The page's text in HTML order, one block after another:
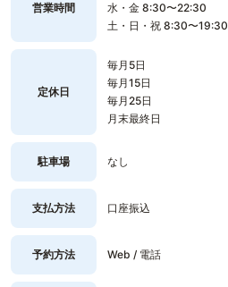
営業時間
水・金 8:30〜22:30
土・日・祝 8:30〜19:30
定休日
毎月5日
毎月15日
毎月25日
月末最終日
駐車場 なし
支払方法 口座振込
予約方法 Web / 電話